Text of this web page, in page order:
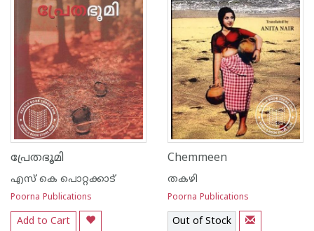
പ്രേതഭൂമി
എസ്‌ കെ പൊറ്റക്കാട്‌
Poorna Publications
Add to Cart
Chemmeen
തകഴി
Poorna Publications
Out of Stock